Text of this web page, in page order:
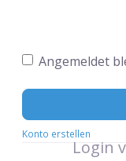
Angemeldet
Konto erstellen
Login